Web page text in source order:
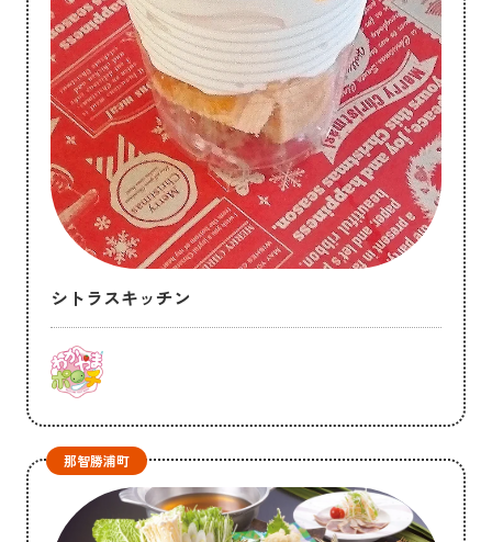
シトラスキッチン
那智勝浦町